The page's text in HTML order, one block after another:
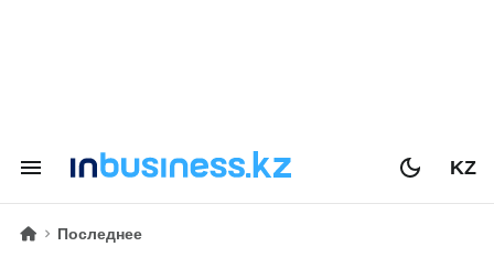
KZ
Последнее